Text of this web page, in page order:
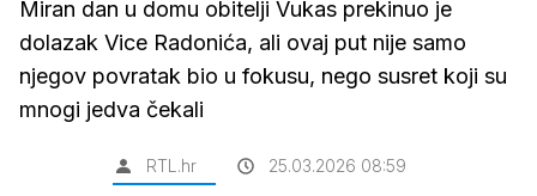
Miran dan u domu obitelji Vukas prekinuo je
dolazak Vice Radonića, ali ovaj put nije samo
njegov povratak bio u fokusu, nego susret koji su
mnogi jedva čekali
RTL.hr 25.03.2026 08:59